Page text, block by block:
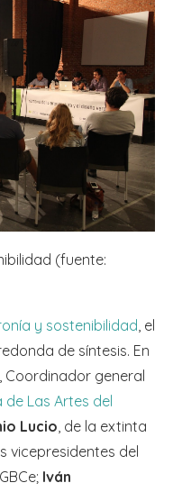
(fuente:
y sostenibilidad, el
de síntesis. En
, Coordinador general
de Las Artes del
Lucio, de la extinta
vicepresidentes del
Iván